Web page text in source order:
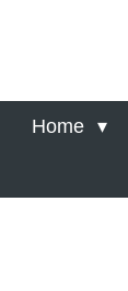
hoofdinhoud
Home